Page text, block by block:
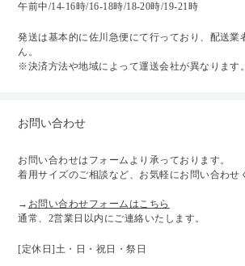
午前中/14-16時/16-18時/18-20時/19-21時
発送は基本的に佐川急便にて行っており、配送業
ん。
※決済方法や地域によって運送会社が異なります。
お問い合わせ
お問い合わせはフォームより承っております。
着用サイズのご相談など、お気軽にお問い合わせ
→ お問い合わせフォームはこちら
通常、2営業日以内にご連絡いたします。
[定休日]土・日・祝日・祭日